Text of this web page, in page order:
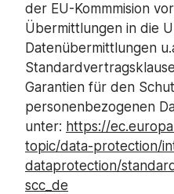
der EU-Kommmision
Übermittlungen in die
Datenübermittlungen
Garantien für den
personenbezogenen
unter: https://
topic/data-protection/
dataprotection/
scc_de